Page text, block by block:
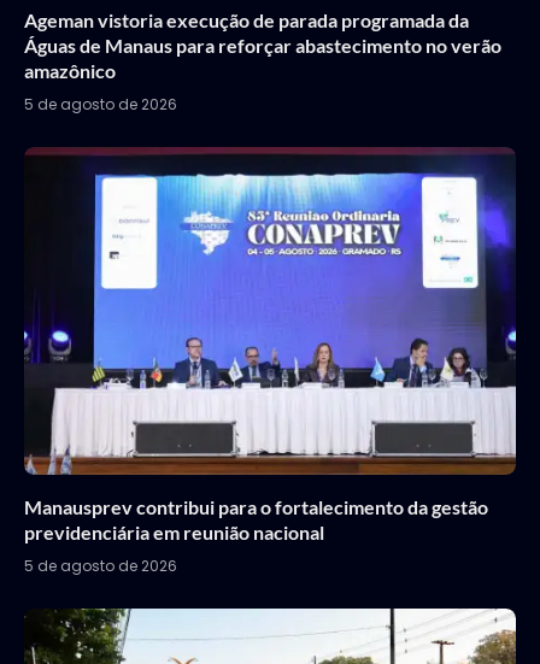
Ageman vistoria execução de parada programada da
Águas de Manaus para reforçar abastecimento no verão
amazônico
5 de agosto de 2026
Manausprev contribui para o fortalecimento da gestão
previdenciária em reunião nacional
5 de agosto de 2026